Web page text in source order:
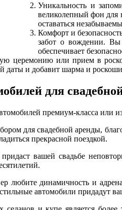
Уникальность и
великолепный фон для
оставаться
Комфорт и
забот о вождении. Вы
обеспечивает
церемонию или прием в
даты и добавит шарма и
для
премиум-класса или
для свадебной аренды,
прекрасной поездкой.
придаст вашей свадьбе
динамичность и
автомобили придадут